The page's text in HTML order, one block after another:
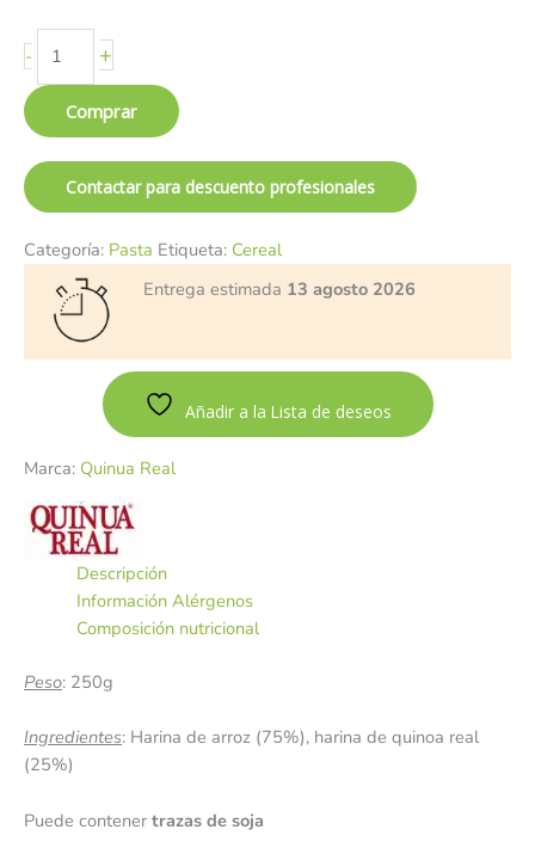
- +
Comprar
Contactar para descuento profesionales
Categoría: Pasta Etiqueta: Cereal
Entrega estimada 13 agosto 2026
Añadir a la Lista de deseos
Marca: Quinua Real
Descripción
Información Alérgenos
Composición nutricional
Peso: 250g
Ingredientes: Harina de arroz (75%), harina de quinoa real
(25%)
Puede contener trazas de soja